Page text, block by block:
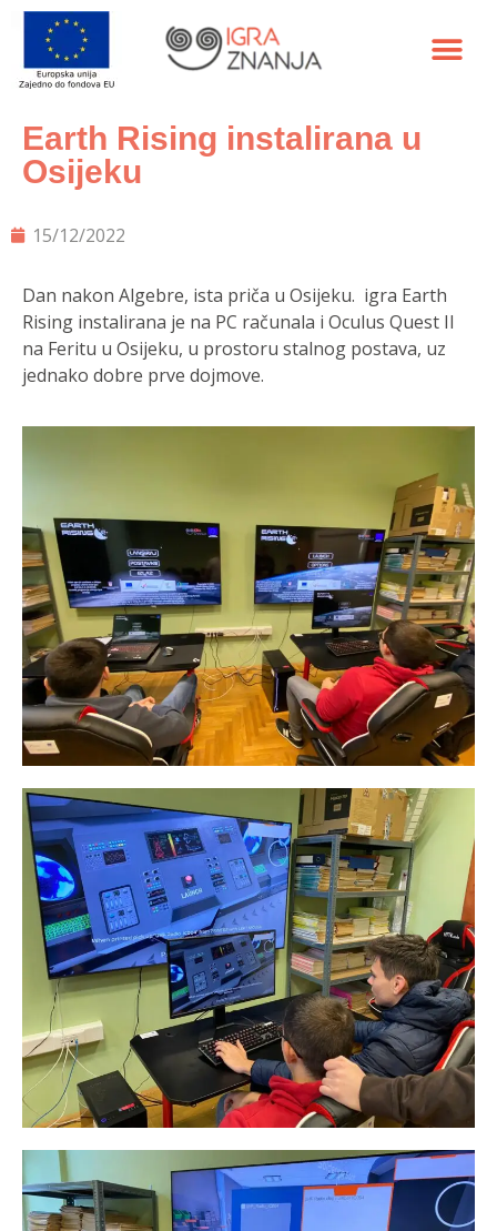
Earth Rising instalirana u
Osijeku
15/12/2022
Dan nakon Algebre, ista priča u Osijeku. igra Earth
Rising instalirana je na PC računala i Oculus Quest II
na Feritu u Osijeku, u prostoru stalnog postava, uz
jednako dobre prve dojmove.